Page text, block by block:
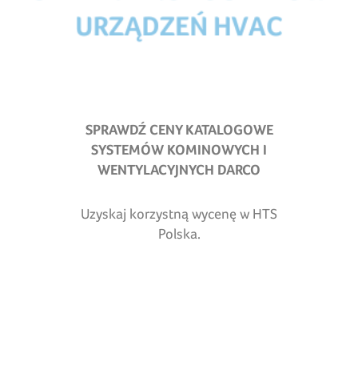
SPRAWDŹ CENY KATALOGOWE
SYSTEMÓW KOMINOWYCH I
WENTYLACYJNYCH DARCO
Uzyskaj korzystną wycenę w HTS
Polska.